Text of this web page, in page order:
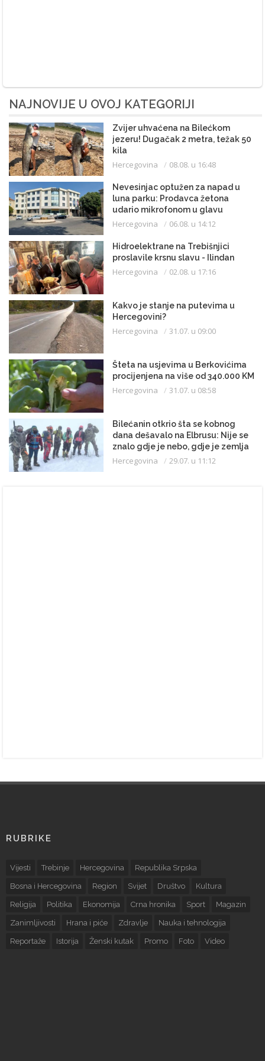
NAJNOVIJE U OVOJ KATEGORIJI
Zvijer uhvaćena na Bilećkom
jezeru! Dugačak 2 metra, težak 50
kila
Hercegovina 08.08. u 16:48
Nevesinjac optužen za napad u
luna parku: Prodavca žetona
udario mikrofonom u glavu
Hercegovina 06.08. u 14:12
Hidroelektrane na Trebišnjici
proslavile krsnu slavu - Ilindan
Hercegovina 02.08. u 17:16
Kakvo je stanje na putevima u
Hercegovini?
Hercegovina 31.07. u 09:00
Šteta na usjevima u Berkovićima
procijenjena na više od 340.000 KM
Hercegovina 31.07. u 08:58
Bilećanin otkrio šta se kobnog
dana dešavalo na Elbrusu: Nije se
znalo gdje je nebo, gdje je zemlja
Hercegovina 29.07. u 11:12
RUBRIKE
Vijesti Trebinje Hercegovina Republika Srpska
Bosna i Hercegovina Region Svijet Društvo Kultura
Religija Politika Ekonomija Crna hronika Sport Magazin
Zanimljivosti Hrana i piće Zdravlje Nauka i tehnologija
Reportaže Istorija Ženski kutak Promo Foto Video